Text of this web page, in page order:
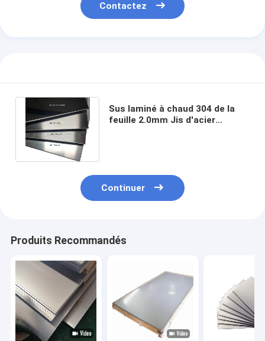
Contactez
Sus laminé à chaud 304 de la
feuille 2.0mm Jis d'acier
Continuer
Produits Recommandés